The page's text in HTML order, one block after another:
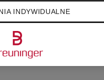
INDYWIDUALNE